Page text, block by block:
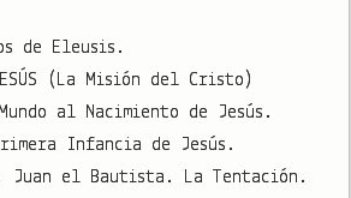
de Eleusis.
(La Misión del Cristo)
al Nacimiento de Jesús.
Infancia de Jesús.
Juan el Bautista. La Tentación.